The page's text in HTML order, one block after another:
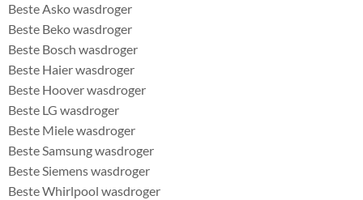
Beste Asko wasdroger
Beste Beko wasdroger
Beste Bosch wasdroger
Beste Haier wasdroger
Beste Hoover wasdroger
Beste LG wasdroger
Beste Miele wasdroger
Beste Samsung wasdroger
Beste Siemens wasdroger
Beste Whirlpool wasdroger